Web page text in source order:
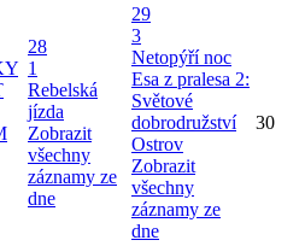
28
1
Rebelská
jízda
Zobrazit
všechny
záznamy ze
dne
29
3
Netopýří noc
Esa z pralesa 2:
Světové
dobrodružství
Ostrov
Zobrazit
všechny
záznamy ze
dne
30